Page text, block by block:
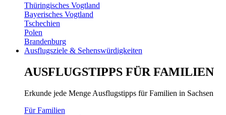
Thüringisches Vogtland
Bayerisches Vogtland
Tschechien
Polen
Brandenburg
Ausflugsziele & Sehenswürdigkeiten
AUSFLUGSTIPPS FÜR FAMILIEN
Erkunde jede Menge Ausflugstipps für Familien in Sachsen
Für Familien